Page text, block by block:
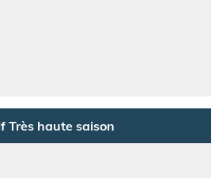
Très haute saison